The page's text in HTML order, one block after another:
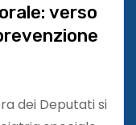
verso
dei Deputati si